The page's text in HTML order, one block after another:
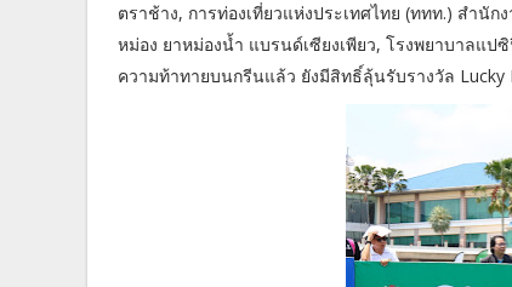
ตราช้าง, การท่องเที่ยวแห่งประเทศไทย (ททท.) สำนั
หม่อง ยาหม่องน้ำ แบรนด์เซียงเพียว, โรงพยาบาลแ
ความท้าทายบนกรีนแล้ว ยังมีสิทธิ์ลุ้นรับรางวัล